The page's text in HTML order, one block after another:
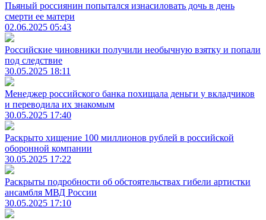
Пьяный россиянин попытался изнасиловать дочь в день
смерти ее матери
02.06.2025 05:43
Российские чиновники получили необычную взятку и попали
под следствие
30.05.2025 18:11
Менеджер российского банка похищала деньги у вкладчиков
и переводила их знакомым
30.05.2025 17:40
Раскрыто хищение 100 миллионов рублей в российской
оборонной компании
30.05.2025 17:22
Раскрыты подробности об обстоятельствах гибели артистки
ансамбля МВД России
30.05.2025 17:10